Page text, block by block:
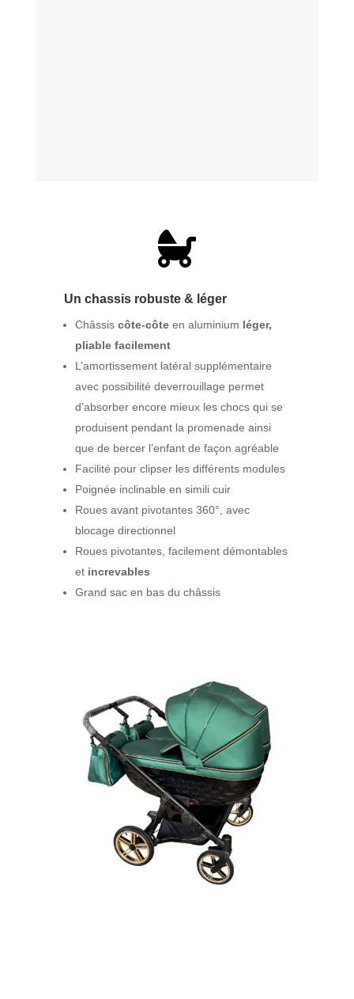

Un chassis robuste & léger
Châssis côte-côteen aluminium léger,
pliable facilement
L’amortissement latéral supplémentaire
avec possibilité deverrouillage permet
d’absorber encore mieux les chocs qui se
produisent pendant la promenade ainsi
que de bercer l’enfant de façon agréable
Facilité pour clipser les différents modules
Poignée inclinable en simili cuir
Roues avant pivotantes 360°, avec
blocage directionnel
Roues pivotantes, facilement démontables
et increvables
Grand sac en bas du châssis